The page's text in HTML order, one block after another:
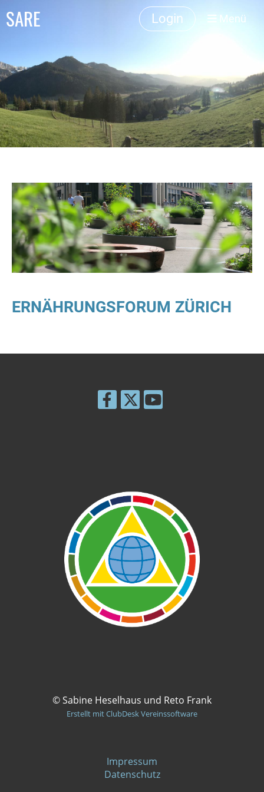
SARE Login Menü
ERNÄHRUNGSFORUM ZÜRICH
© Sabine Heselhaus und Reto Frank
Erstellt mit ClubDesk Vereinssoftware
Impressum
Datenschutz